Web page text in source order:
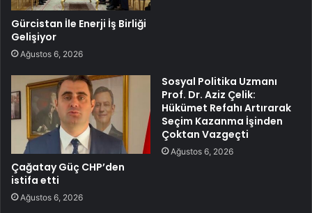
Gürcistan İle Enerji İş Birliği
Gelişiyor
Ağustos 6, 2026
Çağatay Güç CHP’den
istifa etti
Ağustos 6, 2026
Sosyal Politika Uzmanı
Prof. Dr. Aziz Çelik:
Hükümet Refahı Artırarak
Seçim Kazanma İşinden
Çoktan Vazgeçti
Ağustos 6, 2026